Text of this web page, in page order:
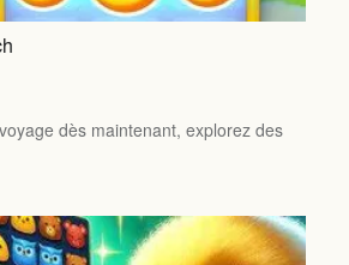
dès maintenant, explorez des